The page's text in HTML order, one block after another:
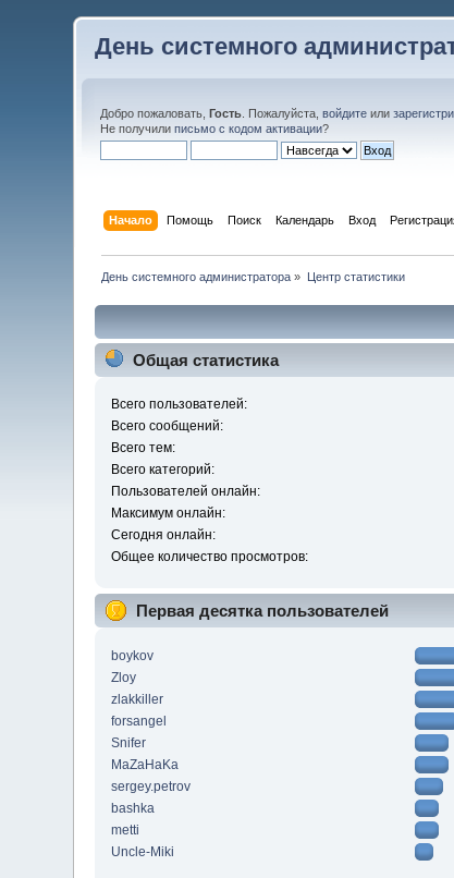
День системного
Добро пожаловать,Гость . Пожалуйста,войдите или
Не получилиписьмо с кодом активации?
Начало Помощь Поиск Календарь Вход
День системного администратора » Центр статистики
Общая статистика
Всего пользователей:
Всего сообщений:
Всего тем:
Всего категорий:
Пользователей онлайн:
Максимум онлайн:
Сегодня онлайн:
Общее количество просмотров:
Первая десятка пользователей
boykov
Zloy
zlakkiller
forsangel
Snifer
MaZaHaKa
sergey.petrov
bashka
metti
Uncle-Miki